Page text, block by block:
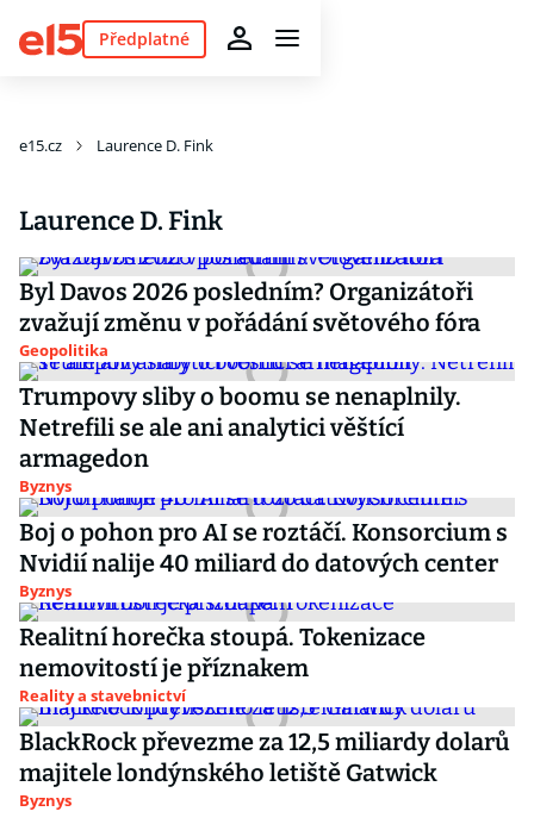
Předplatné
e15.cz Laurence D. Fink
Laurence D. Fink
Byl Davos 2026 posledním? Organizátoři
zvažují změnu v pořádání světového fóra
Geopolitika
Trumpovy sliby o boomu se nenaplnily.
Netrefili se ale ani analytici věštící
armagedon
Byznys
Boj o pohon pro AI se roztáčí. Konsorcium s
Nvidií nalije 40 miliard do datových center
Byznys
Realitní horečka stoupá. Tokenizace
nemovitostí je příznakem
Reality a stavebnictví
BlackRock převezme za 12,5 miliardy dolarů
majitele londýnského letiště Gatwick
Byznys